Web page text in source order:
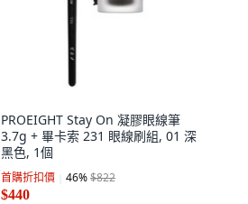
PROEIGHT Stay On 凝膠眼線筆
3.7g + 畢卡索 231 眼線刷組, 01 深
黑色, 1個
首購折扣價 46%$822
$440